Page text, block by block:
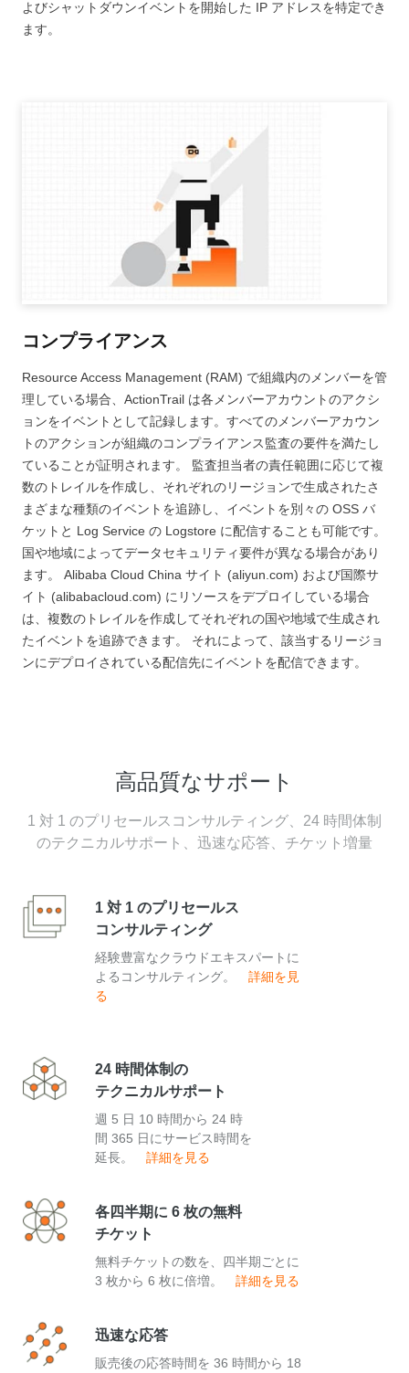
よびシャットダウンイベントを開始した IP アドレスを特定でき
ます。
コンプライアンス
Resource Access Management (RAM) で組織内のメンバーを管
理している場合、ActionTrail は各メンバーアカウントのアクシ
ョンをイベントとして記録します。すべてのメンバーアカウン
トのアクションが組織のコンプライアンス監査の要件を満たし
ていることが証明されます。 監査担当者の責任範囲に応じて複
数のトレイルを作成し、それぞれのリージョンで生成されたさ
まざまな種類のイベントを追跡し、イベントを別々の OSS バ
ケットと Log Service の Logstore に配信することも可能です。
国や地域によってデータセキュリティ要件が異なる場合があり
ます。 Alibaba Cloud China サイト (aliyun.com) および国際サ
イト (alibabacloud.com) にリソースをデプロイしている場合
は、複数のトレイルを作成してそれぞれの国や地域で生成され
たイベントを追跡できます。 それによって、該当するリージョ
ンにデプロイされている配信先にイベントを配信できます。
高品質なサポート
1 対 1 のプリセールスコンサルティング、24 時間体制
のテクニカルサポート、迅速な応答、チケット増量
1 対 1 のプリセールス
コンサルティング
経験豊富なクラウドエキスパートに
よるコンサルティング。
詳細を見
る
24 時間体制の
テクニカルサポート
週 5 日 10 時間から 24 時
間 365 日にサービス時間を
延長。
詳細を見る
各四半期に 6 枚の無料
チケット
無料チケットの数を、四半期ごとに
3 枚から 6 枚に倍増。
詳細を見る
迅速な応答
販売後の応答時間を 36 時間から 18